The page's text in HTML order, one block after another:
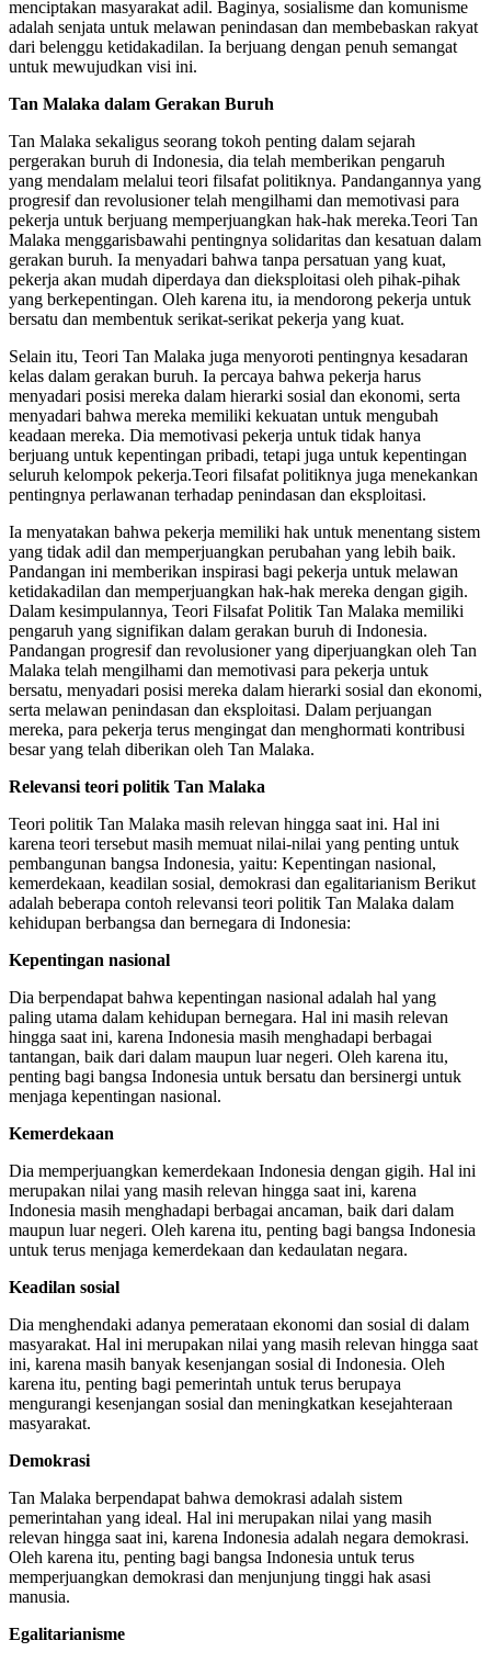
menciptakan masyarakat adil. Baginya, sosialisme dan komunisme
adalah senjata untuk melawan penindasan dan membebaskan rakyat
dari belenggu ketidakadilan. Ia berjuang dengan penuh semangat
untuk mewujudkan visi ini.
Tan Malaka dalam Gerakan Buruh
Tan Malaka sekaligus seorang tokoh penting dalam sejarah
pergerakan buruh di Indonesia, dia telah memberikan pengaruh
yang mendalam melalui teori filsafat politiknya. Pandangannya yang
progresif dan revolusioner telah mengilhami dan memotivasi para
pekerja untuk berjuang memperjuangkan hak-hak mereka.Teori Tan
Malaka menggarisbawahi pentingnya solidaritas dan kesatuan dalam
gerakan buruh. Ia menyadari bahwa tanpa persatuan yang kuat,
pekerja akan mudah diperdaya dan dieksploitasi oleh pihak-pihak
yang berkepentingan. Oleh karena itu, ia mendorong pekerja untuk
bersatu dan membentuk serikat-serikat pekerja yang kuat.
Selain itu, Teori Tan Malaka juga menyoroti pentingnya kesadaran
kelas dalam gerakan buruh. Ia percaya bahwa pekerja harus
menyadari posisi mereka dalam hierarki sosial dan ekonomi, serta
menyadari bahwa mereka memiliki kekuatan untuk mengubah
keadaan mereka. Dia memotivasi pekerja untuk tidak hanya
berjuang untuk kepentingan pribadi, tetapi juga untuk kepentingan
seluruh kelompok pekerja.Teori filsafat politiknya juga menekankan
pentingnya perlawanan terhadap penindasan dan eksploitasi.
Ia menyatakan bahwa pekerja memiliki hak untuk menentang sistem
yang tidak adil dan memperjuangkan perubahan yang lebih baik.
Pandangan ini memberikan inspirasi bagi pekerja untuk melawan
ketidakadilan dan memperjuangkan hak-hak mereka dengan gigih.
Dalam kesimpulannya, Teori Filsafat Politik Tan Malaka memiliki
pengaruh yang signifikan dalam gerakan buruh di Indonesia.
Pandangan progresif dan revolusioner yang diperjuangkan oleh Tan
Malaka telah mengilhami dan memotivasi para pekerja untuk
bersatu, menyadari posisi mereka dalam hierarki sosial dan ekonomi,
serta melawan penindasan dan eksploitasi. Dalam perjuangan
mereka, para pekerja terus mengingat dan menghormati kontribusi
besar yang telah diberikan oleh Tan Malaka.
Relevansi teori politik Tan Malaka
Teori politik Tan Malaka masih relevan hingga saat ini. Hal ini
karena teori tersebut masih memuat nilai-nilai yang penting untuk
pembangunan bangsa Indonesia, yaitu: Kepentingan nasional,
kemerdekaan, keadilan sosial, demokrasi dan egalitarianism Berikut
adalah beberapa contoh relevansi teori politik Tan Malaka dalam
kehidupan berbangsa dan bernegara di Indonesia:
Kepentingan nasional
Dia berpendapat bahwa kepentingan nasional adalah hal yang
paling utama dalam kehidupan bernegara. Hal ini masih relevan
hingga saat ini, karena Indonesia masih menghadapi berbagai
tantangan, baik dari dalam maupun luar negeri. Oleh karena itu,
penting bagi bangsa Indonesia untuk bersatu dan bersinergi untuk
menjaga kepentingan nasional.
Kemerdekaan
Dia memperjuangkan kemerdekaan Indonesia dengan gigih. Hal ini
merupakan nilai yang masih relevan hingga saat ini, karena
Indonesia masih menghadapi berbagai ancaman, baik dari dalam
maupun luar negeri. Oleh karena itu, penting bagi bangsa Indonesia
untuk terus menjaga kemerdekaan dan kedaulatan negara.
Keadilan sosial
Dia menghendaki adanya pemerataan ekonomi dan sosial di dalam
masyarakat. Hal ini merupakan nilai yang masih relevan hingga saat
ini, karena masih banyak kesenjangan sosial di Indonesia. Oleh
karena itu, penting bagi pemerintah untuk terus berupaya
mengurangi kesenjangan sosial dan meningkatkan kesejahteraan
masyarakat.
Demokrasi
Tan Malaka berpendapat bahwa demokrasi adalah sistem
pemerintahan yang ideal. Hal ini merupakan nilai yang masih
relevan hingga saat ini, karena Indonesia adalah negara demokrasi.
Oleh karena itu, penting bagi bangsa Indonesia untuk terus
memperjuangkan demokrasi dan menjunjung tinggi hak asasi
manusia.
Egalitarianisme